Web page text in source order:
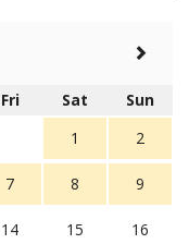
Balas
16
Fri Sat
Sun
1
2
7 8 9
14 15 16